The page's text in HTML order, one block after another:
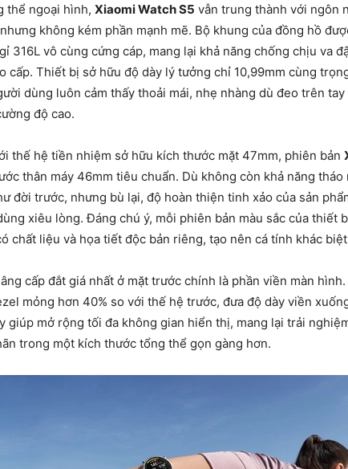
thể ngoại hình, Xiaomi Watch S5 vẫn trung thành với ngôn
không kém phần mạnh mẽ. Bộ khung của đồng hồ
316L vô cùng cứng cáp, mang lại khả năng chống chịu va
cấp. Thiết bị sở hữu độ dày lý tưởng chỉ 10,99mm cùng
dùng luôn cảm thấy thoải mái, nhẹ nhàng dù đeo trên
độ cao.
thế hệ tiền nhiệm sở hữu kích thước mặt 47mm, phiên bản
thân máy 46mm tiêu chuẩn. Dù không còn khả năng
đời trước, nhưng bù lại, độ hoàn thiện tinh xảo của sản
xiêu lòng. Đáng chú ý, mỗi phiên bản màu sắc của thiết
chất liệu và họa tiết độc bản riêng, tạo nên cá tính khác
cấp đắt giá nhất ở mặt trước chính là phần viền màn
mỏng hơn 40% so với thế hệ trước, đưa độ dày viền
giúp mở rộng tối đa không gian hiển thị, mang lại trải
trong một kích thước tổng thể gọn gàng hơn.